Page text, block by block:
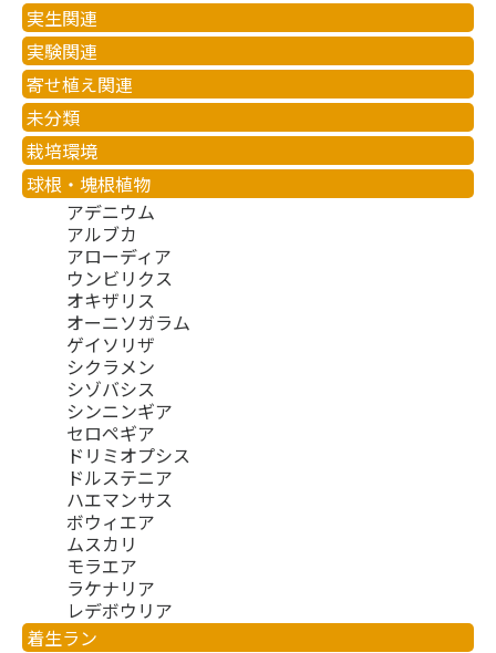
実生関連
実験関連
寄せ植え関連
未分類
栽培環境
球根・塊根植物
アデニウム
アルブカ
アローディア
ウンビリクス
オキザリス
オーニソガラム
ゲイソリザ
シクラメン
シゾバシス
シンニンギア
セロペギア
ドリミオプシス
ドルステニア
ハエマンサス
ボウィエア
ムスカリ
モラエア
ラケナリア
レデボウリア
着生ラン